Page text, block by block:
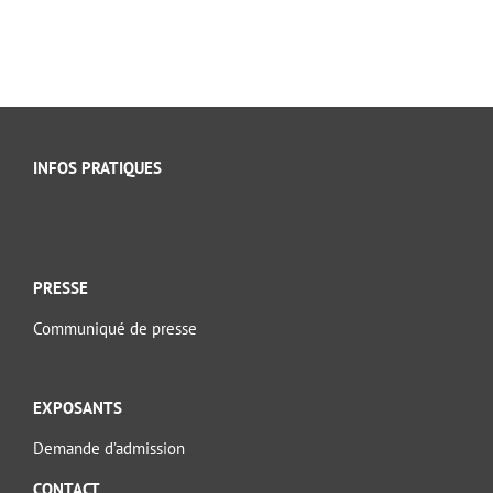
INFOS PRATIQUES
PRESSE
Communiqué de presse
EXPOSANTS
Demande d’admission